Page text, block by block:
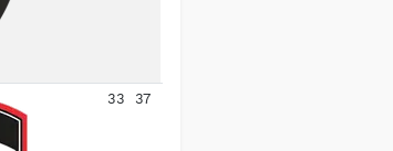
33 37